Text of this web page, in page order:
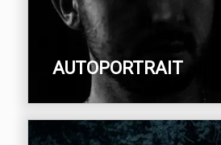
AUTOPORTRAIT